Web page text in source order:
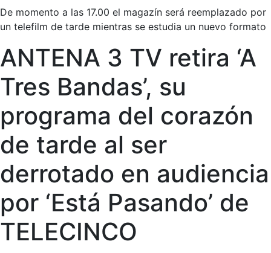
De momento a las 17.00 el magazín será reemplazado por
un telefilm de tarde mientras se estudia un nuevo formato
ANTENA 3 TV retira ‘A
Tres Bandas’, su
programa del corazón
de tarde al ser
derrotado en audiencia
por ‘Está Pasando’ de
TELECINCO